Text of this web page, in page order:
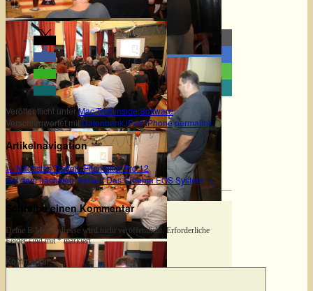
Veröffentlicht unterMac-Treff inside Software
Verschlagwortet mit DatenbankiPad,iPhone permalink
Artikelnavigation
←Nächstes Treffen: Filemaker Pro 12
Auf dem nächsten Treffen: Das Cinema EOS System →
Schreibe einen Kommentar
Deine E-Mail-Adresse wird nicht veröffentlicht. Erforderliche
Felder sind mit*markiert
Kommentar*